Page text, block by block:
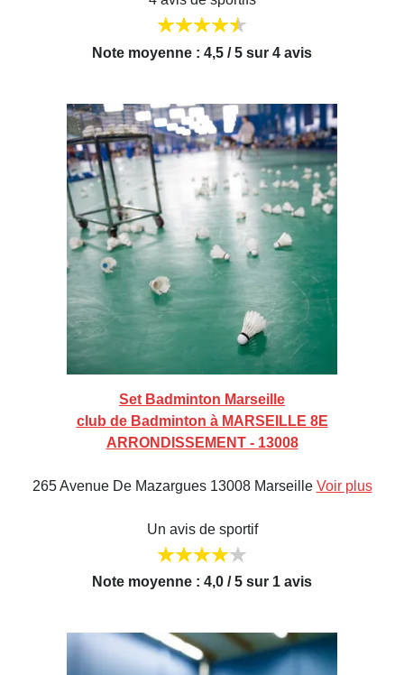
Note moyenne : 4,5 / 5 sur 4 avis
Set Badminton Marseille
club de Badminton à MARSEILLE 8E
ARRONDISSEMENT - 13008
265 Avenue De Mazargues 13008 Marseille Voir plus
Un avis de sportif
Note moyenne : 4,0 / 5 sur 1 avis